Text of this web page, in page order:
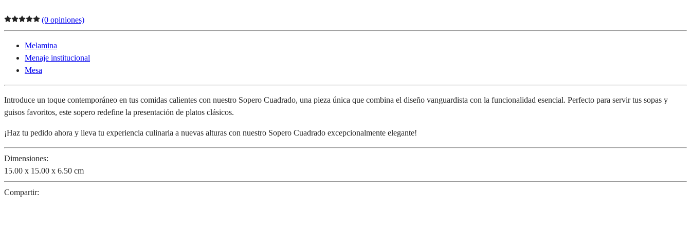
(0 opiniones)
Melamina
Menaje institucional
Mesa
Introduce un toque contemporáneo en tus comidas calientes con nuestro Sopero Cuadrado, una pieza única que combina el diseño vanguardista con la funcionalidad esencial. Perfecto para servir tus sopas y
guisos favoritos, este sopero redefine la presentación de platos clásicos.
¡Haz tu pedido ahora y lleva tu experiencia culinaria a nuevas alturas con nuestro Sopero Cuadrado excepcionalmente elegante!
Dimensiones:
15.00 x 15.00 x 6.50 cm
Compartir: